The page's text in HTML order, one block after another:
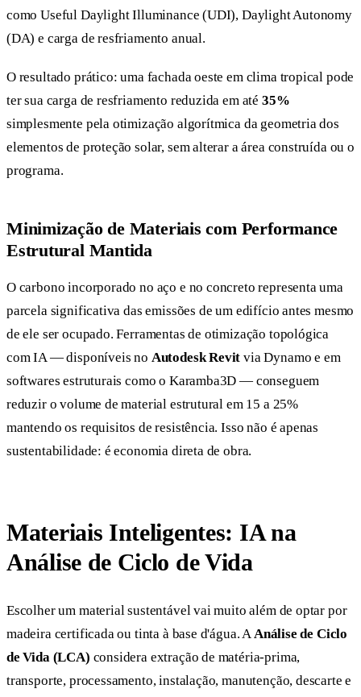
como Useful Daylight Illuminance (UDI), Daylight Autonomy
(DA) e carga de resfriamento anual.
O resultado prático: uma fachada oeste em clima tropical pode
ter sua carga de resfriamento reduzida em até 35%
simplesmente pela otimização algorítmica da geometria dos
elementos de proteção solar, sem alterar a área construída ou o
programa.
Minimização de Materiais com Performance
Estrutural Mantida
O carbono incorporado no aço e no concreto representa uma
parcela significativa das emissões de um edifício antes mesmo
de ele ser ocupado. Ferramentas de otimização topológica
com IA — disponíveis no Autodesk Revit via Dynamo e em
softwares estruturais como o Karamba3D — conseguem
reduzir o volume de material estrutural em 15 a 25%
mantendo os requisitos de resistência. Isso não é apenas
sustentabilidade: é economia direta de obra.
Materiais Inteligentes: IA na
Análise de Ciclo de Vida
Escolher um material sustentável vai muito além de optar por
madeira certificada ou tinta à base d'água. AAnálise de Ciclo
de Vida (LCA) considera extração de matéria-prima,
transporte, processamento, instalação, manutenção, descarte e